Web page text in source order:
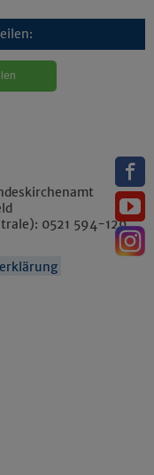
0521 594-129